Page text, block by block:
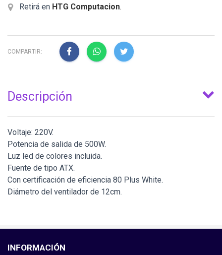
Retirá en HTG Computacion.
COMPARTIR:
Descripción
Voltaje: 220V.
Potencia de salida de 500W.
Luz led de colores incluida.
Fuente de tipo ATX.
Con certificación de eficiencia 80 Plus White.
Diámetro del ventilador de 12cm.
INFORMACIÓN